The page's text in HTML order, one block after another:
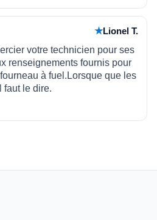
★Lionel T.
votre technicien pour ses
renseignements fournis pour
à fuel.Lorsque que les
faut le dire.